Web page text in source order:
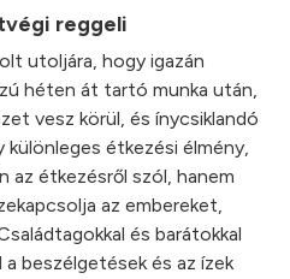
reggeli
utoljára, hogy igazán
héten át tartó munka után,
vesz körül, és ínycsiklandó
étkezési élmény,
az étkezésről szól, hanem
az embereket,
és barátokkal
beszélgetések és az ízek